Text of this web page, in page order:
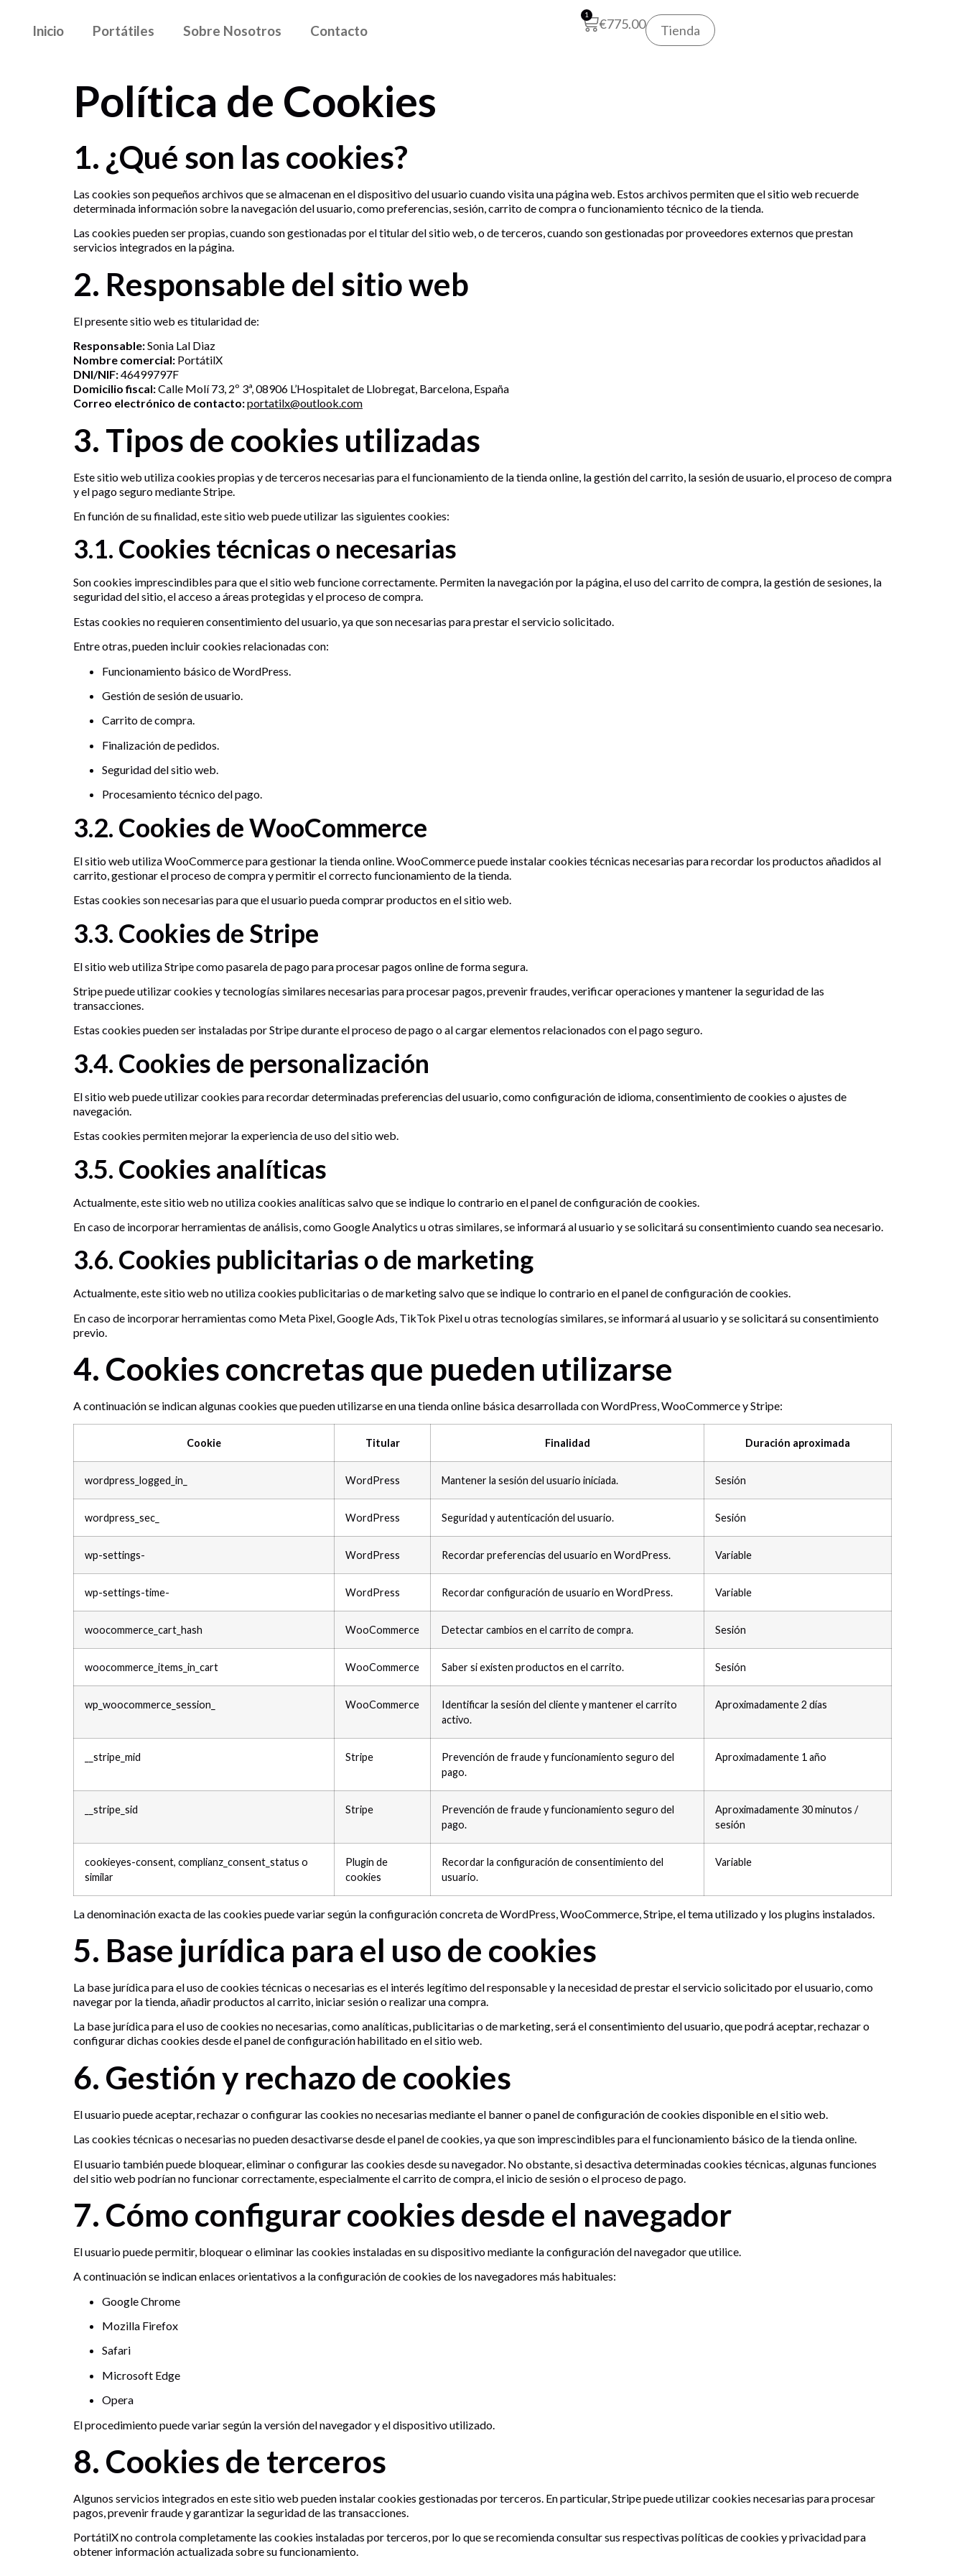
Inicio Portátiles Sobre Nosotros Contacto €775.00
1
Tienda
Política de Cookies
1. ¿Qué son las cookies?
Las cookies son pequeños archivos que se almacenan en el dispositivo del usuario cuando visita una página web. Estos archivos permiten que el sitio web recuerde
determinada información sobre la navegación del usuario, como preferencias, sesión, carrito de compra o funcionamiento técnico de la tienda.
Las cookies pueden ser propias, cuando son gestionadas por el titular del sitio web, o de terceros, cuando son gestionadas por proveedores externos que prestan
servicios integrados en la página.
2. Responsable del sitio web
El presente sitio web es titularidad de:
Responsable:Sonia Lal Diaz
Nombre comercial: PortátilX
DNI/NIF:46499797F
Domicilio fiscal:Calle Molí 73, 2º 3ª, 08906 L’Hospitalet de Llobregat, Barcelona, España
Correo electrónico de contacto:portatilx@outlook.com
3. Tipos de cookies utilizadas
Este sitio web utiliza cookies propias y de terceros necesarias para el funcionamiento de la tienda online, la gestión del carrito, la sesión de usuario, el proceso de compra
y el pago seguro mediante Stripe.
En función de su finalidad, este sitio web puede utilizar las siguientes cookies:
3.1. Cookies técnicas o necesarias
Son cookies imprescindibles para que el sitio web funcione correctamente. Permiten la navegación por la página, el uso del carrito de compra, la gestión de sesiones, la
seguridad del sitio, el acceso a áreas protegidas y el proceso de compra.
Estas cookies no requieren consentimiento del usuario, ya que son necesarias para prestar el servicio solicitado.
Entre otras, pueden incluir cookies relacionadas con:
Funcionamiento básico de WordPress.
Gestión de sesión de usuario.
Carrito de compra.
Finalización de pedidos.
Seguridad del sitio web.
Procesamiento técnico del pago.
3.2. Cookies de WooCommerce
El sitio web utiliza WooCommerce para gestionar la tienda online. WooCommerce puede instalar cookies técnicas necesarias para recordar los productos añadidos al
carrito, gestionar el proceso de compra y permitir el correcto funcionamiento de la tienda.
Estas cookies son necesarias para que el usuario pueda comprar productos en el sitio web.
3.3. Cookies de Stripe
El sitio web utiliza Stripe como pasarela de pago para procesar pagos online de forma segura.
Stripe puede utilizar cookies y tecnologías similares necesarias para procesar pagos, prevenir fraudes, verificar operaciones y mantener la seguridad de las
transacciones.
Estas cookies pueden ser instaladas por Stripe durante el proceso de pago o al cargar elementos relacionados con el pago seguro.
3.4. Cookies de personalización
El sitio web puede utilizar cookies para recordar determinadas preferencias del usuario, como configuración de idioma, consentimiento de cookies o ajustes de
navegación.
Estas cookies permiten mejorar la experiencia de uso del sitio web.
3.5. Cookies analíticas
Actualmente, este sitio web no utiliza cookies analíticas salvo que se indique lo contrario en el panel de configuración de cookies.
En caso de incorporar herramientas de análisis, como Google Analytics u otras similares, se informará al usuario y se solicitará su consentimiento cuando sea necesario.
3.6. Cookies publicitarias o de marketing
Actualmente, este sitio web no utiliza cookies publicitarias o de marketing salvo que se indique lo contrario en el panel de configuración de cookies.
En caso de incorporar herramientas como Meta Pixel, Google Ads, TikTok Pixel u otras tecnologías similares, se informará al usuario y se solicitará su consentimiento
previo.
4. Cookies concretas que pueden utilizarse
A continuación se indican algunas cookies que pueden utilizarse en una tienda online básica desarrollada con WordPress, WooCommerce y Stripe:
Cookie Titular Finalidad Duración aproximada
wordpress_logged_in_ WordPress Mantener la sesión del usuario iniciada. Sesión
wordpress_sec_ WordPress Seguridad y autenticación del usuario. Sesión
wp-settings- WordPress Recordar preferencias del usuario en WordPress. Variable
wp-settings-time- WordPress Recordar configuración de usuario en WordPress. Variable
woocommerce_cart_hash WooCommerce Detectar cambios en el carrito de compra. Sesión
woocommerce_items_in_cart WooCommerce Saber si existen productos en el carrito. Sesión
wp_woocommerce_session_ WooCommerce
Identificar la sesión del cliente y mantener el carrito
activo.
Aproximadamente 2 días
__stripe_mid Stripe
Prevención de fraude y funcionamiento seguro del
pago.
Aproximadamente 1 año
__stripe_sid Stripe
Prevención de fraude y funcionamiento seguro del
pago.
Aproximadamente 30 minutos /
sesión
cookieyes-consent, complianz_consent_status o
similar
Plugin de
cookies
Recordar la configuración de consentimiento del
usuario.
Variable
La denominación exacta de las cookies puede variar según la configuración concreta de WordPress, WooCommerce, Stripe, el tema utilizado y los plugins instalados.
5. Base jurídica para el uso de cookies
La base jurídica para el uso de cookies técnicas o necesarias es el interés legítimo del responsable y la necesidad de prestar el servicio solicitado por el usuario, como
navegar por la tienda, añadir productos al carrito, iniciar sesión o realizar una compra.
La base jurídica para el uso de cookies no necesarias, como analíticas, publicitarias o de marketing, será el consentimiento del usuario, que podrá aceptar, rechazar o
configurar dichas cookies desde el panel de configuración habilitado en el sitio web.
6. Gestión y rechazo de cookies
El usuario puede aceptar, rechazar o configurar las cookies no necesarias mediante el banner o panel de configuración de cookies disponible en el sitio web.
Las cookies técnicas o necesarias no pueden desactivarse desde el panel de cookies, ya que son imprescindibles para el funcionamiento básico de la tienda online.
El usuario también puede bloquear, eliminar o configurar las cookies desde su navegador. No obstante, si desactiva determinadas cookies técnicas, algunas funciones
del sitio web podrían no funcionar correctamente, especialmente el carrito de compra, el inicio de sesión o el proceso de pago.
7. Cómo configurar cookies desde el navegador
El usuario puede permitir, bloquear o eliminar las cookies instaladas en su dispositivo mediante la configuración del navegador que utilice.
A continuación se indican enlaces orientativos a la configuración de cookies de los navegadores más habituales:
Google Chrome
Mozilla Firefox
Safari
Microsoft Edge
Opera
El procedimiento puede variar según la versión del navegador y el dispositivo utilizado.
8. Cookies de terceros
Algunos servicios integrados en este sitio web pueden instalar cookies gestionadas por terceros. En particular, Stripe puede utilizar cookies necesarias para procesar
pagos, prevenir fraude y garantizar la seguridad de las transacciones.
PortátilX no controla completamente las cookies instaladas por terceros, por lo que se recomienda consultar sus respectivas políticas de cookies y privacidad para
obtener información actualizada sobre su funcionamiento.